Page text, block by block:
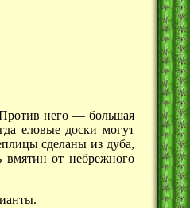
Противнего — большая
еловые доски могут
сделаны из дуба,
вмятин от небрежного